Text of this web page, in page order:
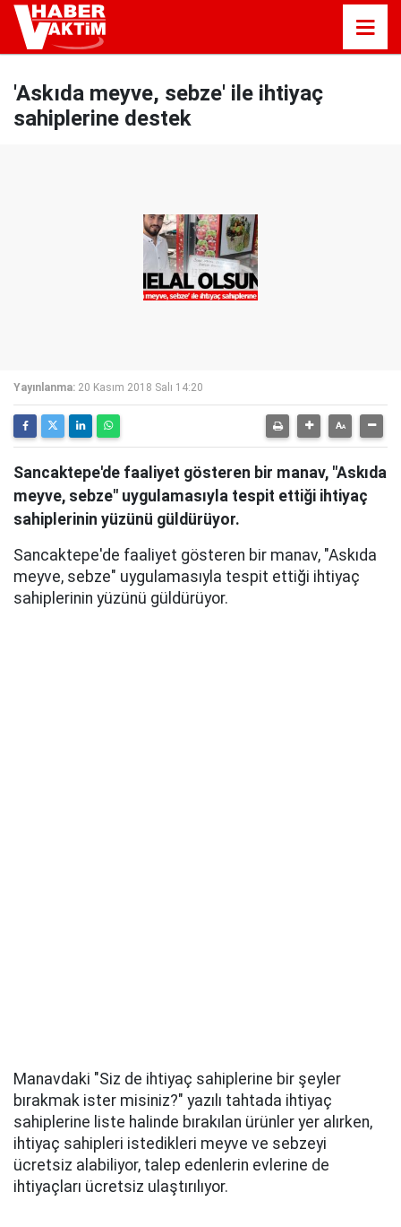
'Askıda meyve, sebze' ile ihtiyaç
sahiplerine destek
Yayınlanma: 20 Kasım 2018 Salı 14:20
Sancaktepe'de faaliyet gösteren bir manav, "Askıda
meyve, sebze" uygulamasıyla tespit ettiği ihtiyaç
sahiplerinin yüzünü güldürüyor.
Sancaktepe'de faaliyet gösteren bir manav, "Askıda
meyve, sebze" uygulamasıyla tespit ettiği ihtiyaç
sahiplerinin yüzünü güldürüyor.
Manavdaki "Siz de ihtiyaç sahiplerine bir şeyler
bırakmak ister misiniz?" yazılı tahtada ihtiyaç
sahiplerine liste halinde bırakılan ürünler yer alırken,
ihtiyaç sahipleri istedikleri meyve ve sebzeyi
ücretsiz alabiliyor, talep edenlerin evlerine de
ihtiyaçları ücretsiz ulaştırılıyor.